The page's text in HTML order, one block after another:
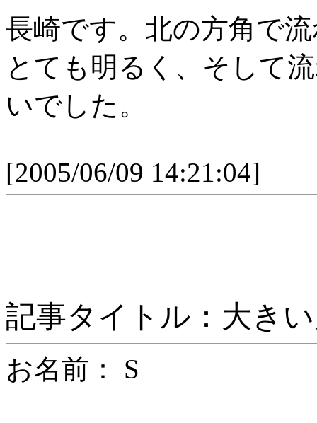
長崎です。北の方角で
とても明るく、そして
いでした。
[2005/06/09 14:21:04]
記事タイトル：大き
お名前： S